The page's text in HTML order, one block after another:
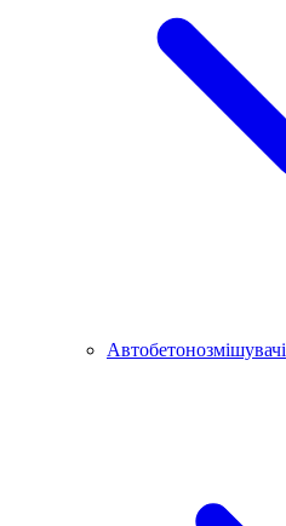
Автобетонозмішувачі